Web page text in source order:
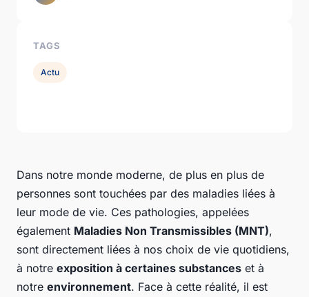
Dans notre monde moderne, de plus en plus de
personnes sont touchées par des maladies liées à
leur mode de vie. Ces pathologies, appelées
également Maladies Non Transmissibles (MNT),
sont directement liées à nos choix de vie quotidiens,
à notre exposition à certaines substances et à
notre environnement. Face à cette réalité, il est
TAGS
Actu